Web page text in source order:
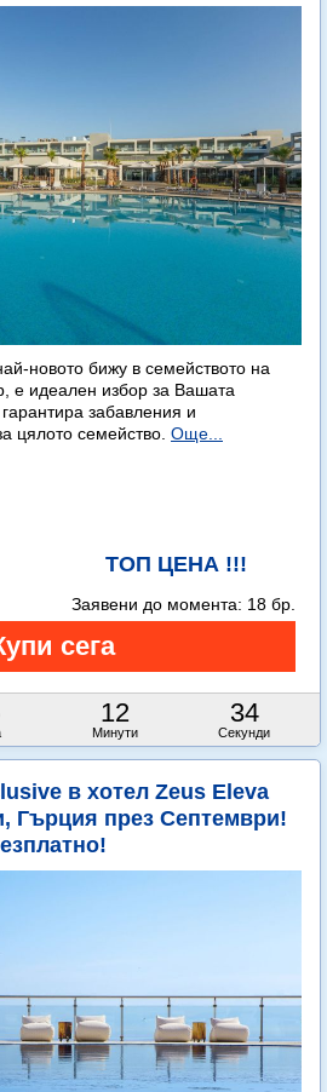
новото бижу в семейството на
е идеален избор за Вашата
забавления и
цялото семейство. Още...
ТОП ЦЕНА !!!
12
Минути
33
Секунди
Заявени до момента: 18 бр.
в хотел Zeus Eleva
Гърция през Септември!